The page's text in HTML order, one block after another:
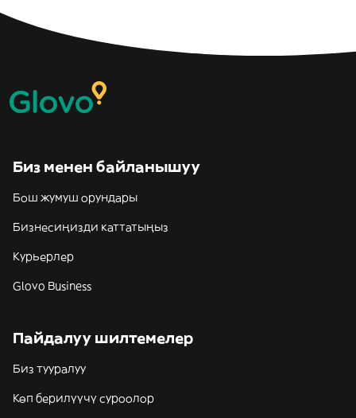
Биз менен байланышуу
Бош жумуш орундары
Бизнесиңизди каттатыңыз
Курьерлер
Glovo Business
Пайдалуу шилтемелер
Биз тууралуу
Көп берилүүчү суроолор